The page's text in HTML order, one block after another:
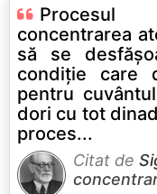
concentrarea
să se
condiţie care
pentru
dori cu tot
proces...
Citat de